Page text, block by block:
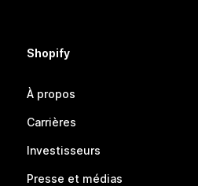
Shopify
À propos
Carrières
Investisseurs
Presse et médias